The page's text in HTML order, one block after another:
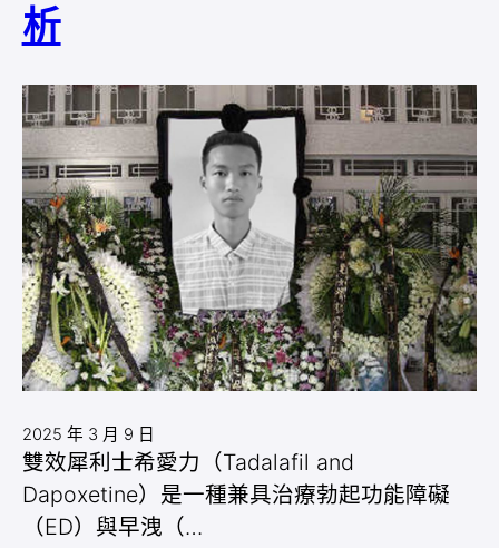
析
2025 年 3 月 9 日
雙效犀利士希愛力（Tadalafil and
Dapoxetine）是一種兼具治療勃起功能障礙
（ED）與早洩（…